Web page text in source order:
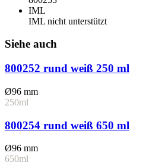
IML
IML nicht unterstützt
Siehe auch
800252 rund weiß 250 ml
Ø96 mm
250ml
800254 rund weiß 650 ml
Ø96 mm
650ml